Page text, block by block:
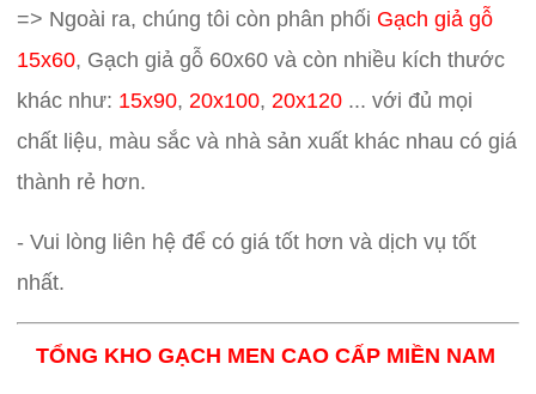
=> Ngoài ra, chúng tôi còn phân phối Gạch giả gỗ
15x60, Gạch giả gỗ 60x60 và còn nhiều kích thước
khác như: 15x90,20x100,20x120 ... với đủ mọi
chất liệu, màu sắc và nhà sản xuất khác nhau có giá
thành rẻ hơn.
- Vui lòng liên hệ để có giá tốt hơn và dịch vụ tốt
nhất.
TỔNG KHO GẠCH MEN CAO CẤP MIỀN NAM